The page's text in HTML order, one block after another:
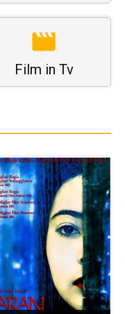
Film in Tv